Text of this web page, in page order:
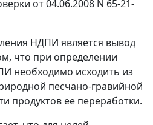
от 04.06.2008 N 65-21-
НДПИ является вывод
что при определении
необходимо исходить из
песчано-гравийной
продуктов ее переработки.